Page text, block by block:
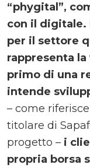
“phygital”,
con il digitale.
per il settore
rappresenta
primo di una
intende
– come
titolare di
progetto – i
propria borsa